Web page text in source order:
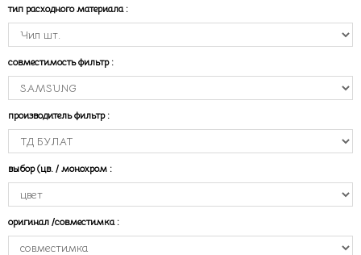
тип расходного материала :
совместимость фильтр :
производитель фильтр :
выбор (цв. / монохром :
оригинал /совместимка :